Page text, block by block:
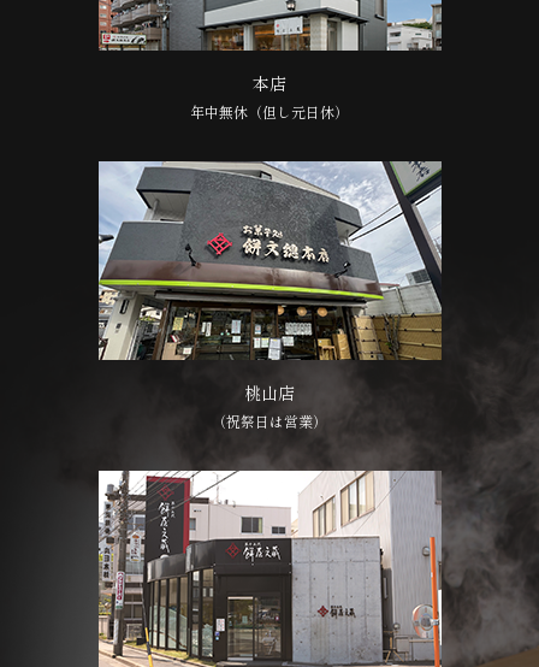
本店
年中無休（但し元日休）
桃山店
（祝祭日は営業）